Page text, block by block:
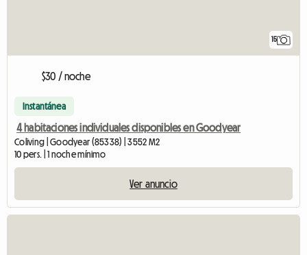
15
$30 / noche
Instantánea
4 habitaciones individuales disponibles en Goodyear
Coliving | Goodyear (85338) | 3552 M2
10 pers. | 1 noche mínimo
Ver anuncio